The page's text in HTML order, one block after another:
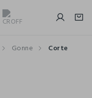
Gonne Corte